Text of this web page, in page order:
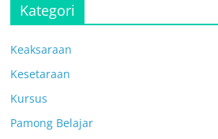
Kategori
Keaksaraan
Kesetaraan
Kursus
Pamong Belajar